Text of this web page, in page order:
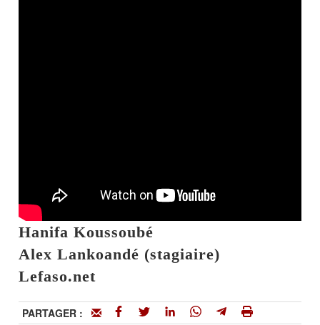
Hanifa Koussoubé
Alex Lankoandé (stagiaire)
Lefaso.net
PARTAGER :